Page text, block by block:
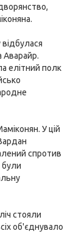
Аварайр.
елітний полк
У цій
спротив
були
стояли
об'єднувало